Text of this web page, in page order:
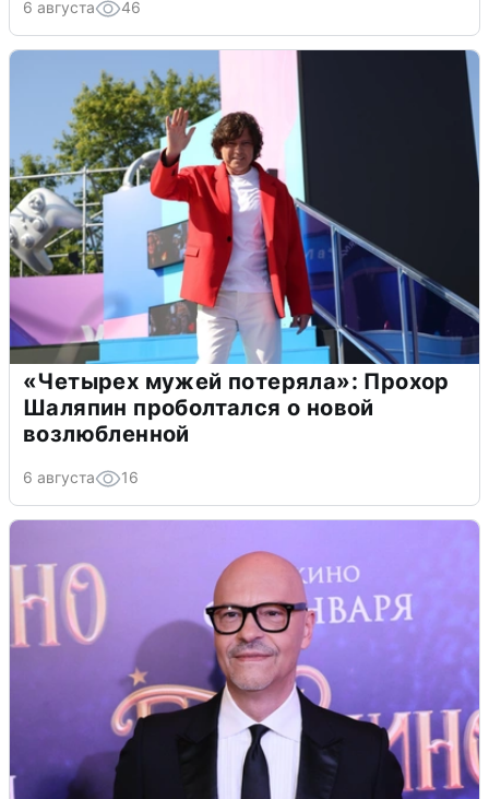
6 августа 46
«Четырех мужей потеряла»: Прохор
Шаляпин проболтался о новой
возлюбленной
6 августа 16